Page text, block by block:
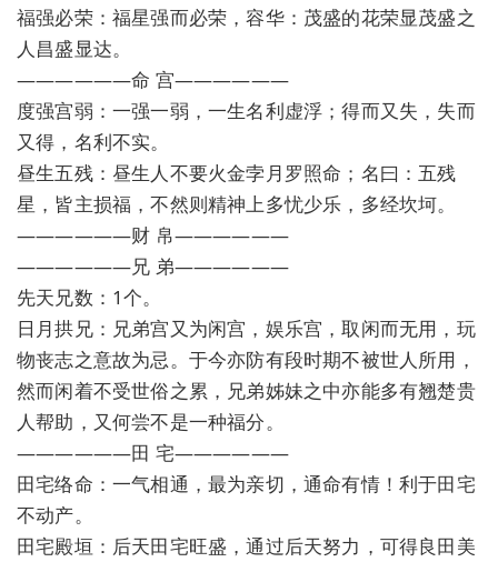
福强必荣：福星强而必荣，容华：茂盛的花荣显茂盛之
人昌盛显达。
——————命 宫——————
度强宫弱：一强一弱，一生名利虚浮；得而又失，失而
又得，名利不实。
昼生五残：昼生人不要火金孛月罗照命；名曰：五残
星，皆主损福，不然则精神上多忧少乐，多经坎坷。
——————财 帛——————
——————兄 弟——————
先天兄数：1个。
日月拱兄：兄弟宫又为闲宫，娱乐宫，取闲而无用，玩
物丧志之意故为忌。于今亦防有段时期不被世人所用，
然而闲着不受世俗之累，兄弟姊妹之中亦能多有翘楚贵
人帮助，又何尝不是一种福分。
——————田 宅——————
田宅络命：一气相通，最为亲切，通命有情！利于田宅
不动产。
田宅殿垣：后天田宅旺盛，通过后天努力，可得良田美